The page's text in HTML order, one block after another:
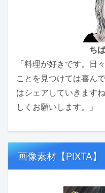
ち
「料理が好きです。日
ことを見つけては喜ん
はシェアしていきます
しくお願いします。」
画像素材【PIXTA】